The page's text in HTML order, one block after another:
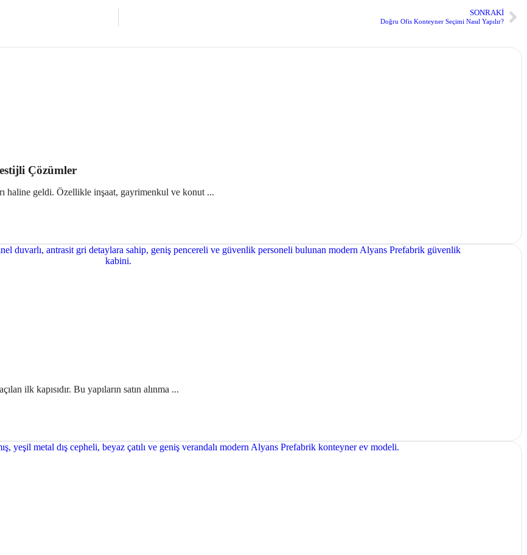
SONRAKI
Doğru Ofis Konteyner Seçimi Nasıl Yapılır?
Çözümler
haline geldi. Özellikle inşaat, gayrimenkul ve konut ...
ilk kapısıdır. Bu yapıların satın alınma ...